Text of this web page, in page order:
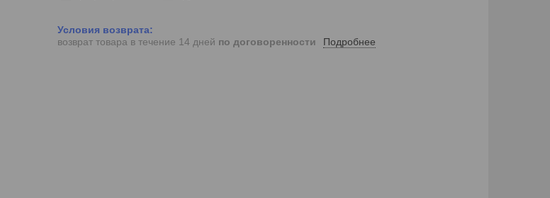
возврат товара в течение 14 дней по договоренности Подробнее